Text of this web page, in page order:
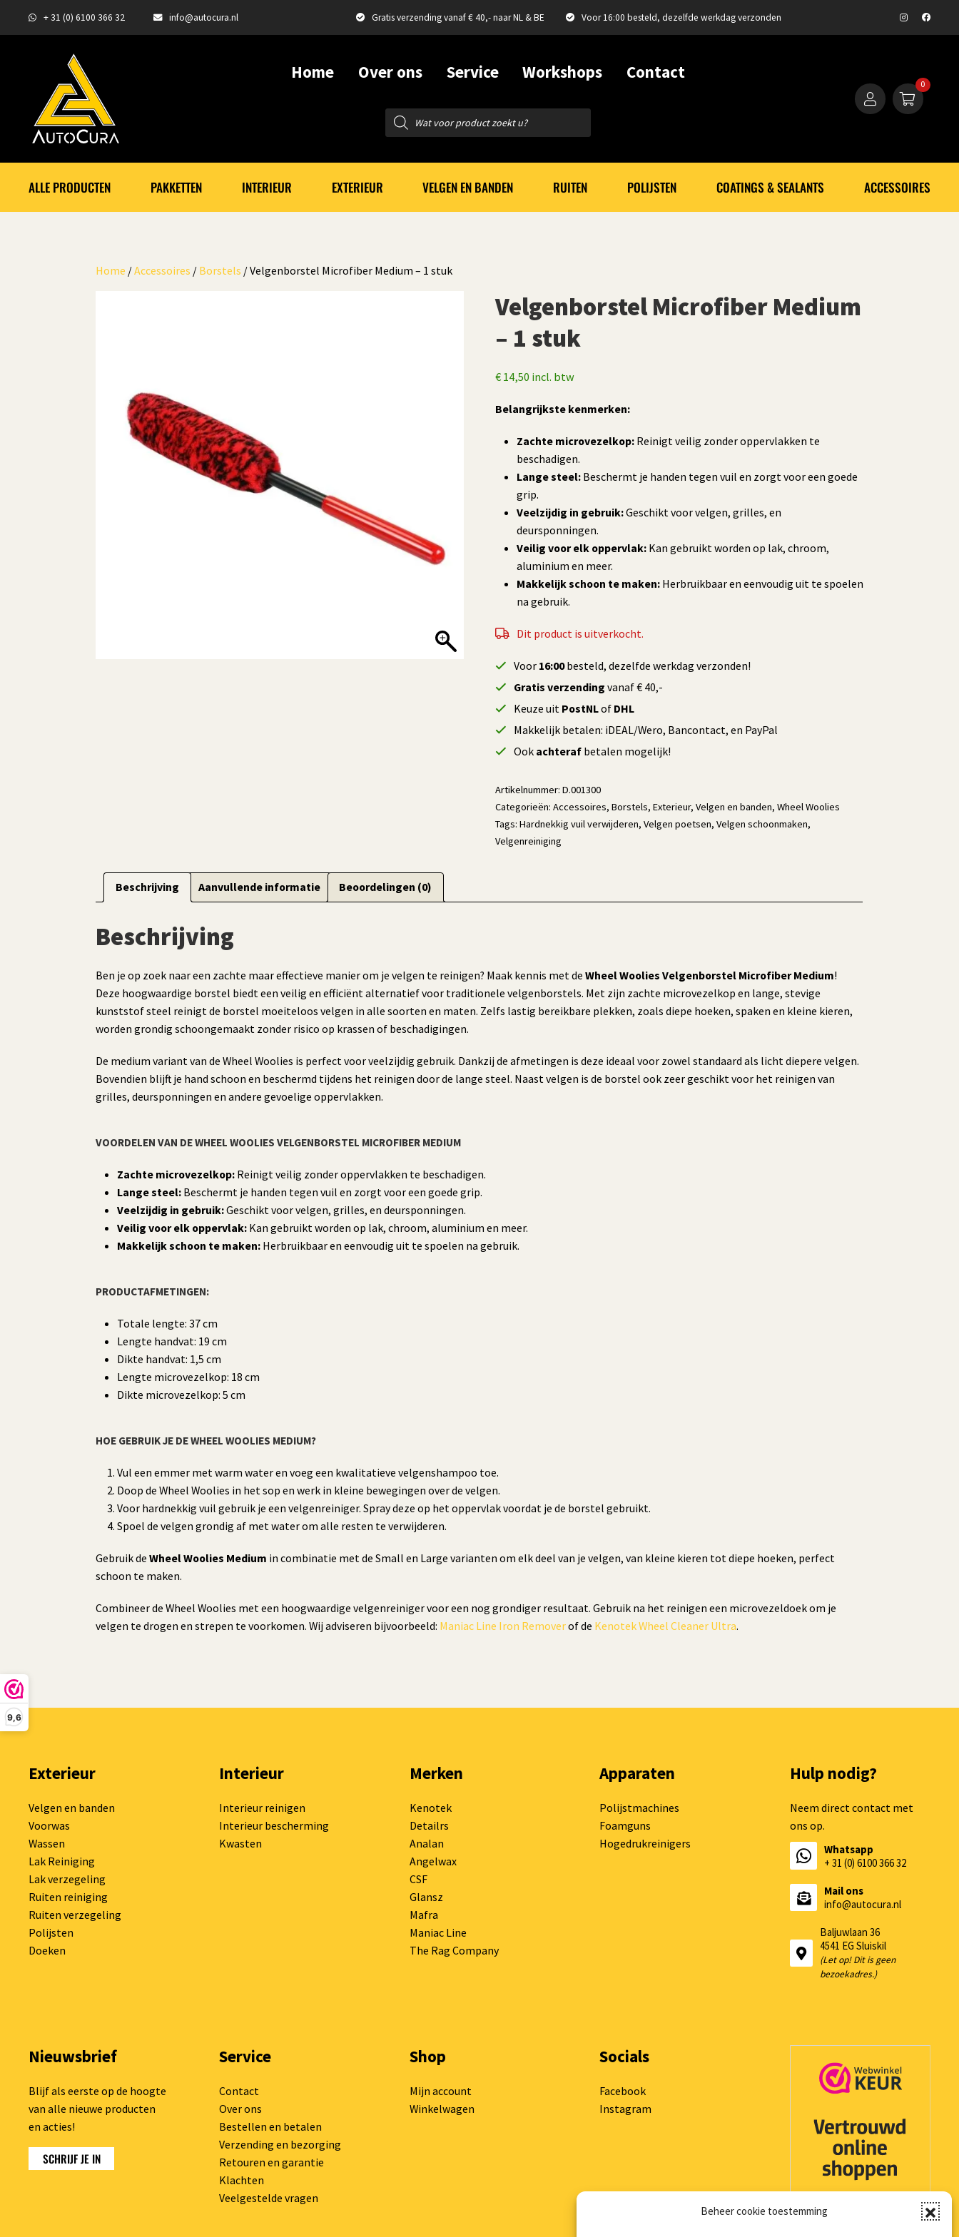
9,6
Beheer cookie toestemming
+ 31 (0) 6100 366 32 info@autocura.nl Gratis verzending vanaf € 40,- naar NL & BE Voor 16:00 besteld, dezelfde werkdag verzonden
Home Over ons Service Workshops Contact
Producten
zoeken
0
ALLE PRODUCTEN PAKKETTEN INTERIEUR EXTERIEUR VELGEN EN BANDEN RUITEN POLIJSTEN COATINGS & SEALANTS ACCESSOIRES
Home /Accessoires / Borstels / Velgenborstel Microfiber Medium – 1 stuk
Velgenborstel Microfiber Medium
– 1 stuk
€14,50 incl. btw
Belangrijkste kenmerken:
Zachte microvezelkop:Reinigt veilig zonder oppervlakken te
beschadigen.
Lange steel:Beschermt je handen tegen vuil en zorgt voor een goede
grip.
Veelzijdig in gebruik:Geschikt voor velgen, grilles, en
deursponningen.
Veilig voor elk oppervlak:Kan gebruikt worden op lak, chroom,
aluminium en meer.
Makkelijk schoon te maken:Herbruikbaar en eenvoudig uit te spoelen
na gebruik.
Dit product is uitverkocht.
Voor 16:00besteld, dezelfde werkdag verzonden!
Gratis verzending vanaf € 40,-
Keuze uit PostNLof DHL
Makkelijk betalen: iDEAL/Wero, Bancontact, en PayPal
Ook achterafbetalen mogelijk!
Artikelnummer: D.001300
Categorieën: Accessoires, Borstels, Exterieur, Velgen en banden, Wheel Woolies
Tags: Hardnekkig vuil verwijderen, Velgen poetsen, Velgen schoonmaken,
Velgenreiniging
Beschrijving Aanvullende informatie Beoordelingen (0)
Beschrijving
Ben je op zoek naar een zachte maar effectieve manier om je velgen te reinigen? Maak kennis met deWheel Woolies Velgenborstel Microfiber Medium!
Deze hoogwaardige borstel biedt een veilig en efficiënt alternatief voor traditionele velgenborstels. Met zijn zachte microvezelkop en lange, stevige
kunststof steel reinigt de borstel moeiteloos velgen in alle soorten en maten. Zelfs lastig bereikbare plekken, zoals diepe hoeken, spaken en kleine kieren,
worden grondig schoongemaakt zonder risico op krassen of beschadigingen.
De medium variant van de Wheel Woolies is perfect voor veelzijdig gebruik. Dankzij de afmetingen is deze ideaal voor zowel standaard als licht diepere velgen.
Bovendien blijft je hand schoon en beschermd tijdens het reinigen door de lange steel. Naast velgen is de borstel ook zeer geschikt voor het reinigen van
grilles, deursponningen en andere gevoelige oppervlakken.
VOORDELEN VAN DE WHEEL WOOLIES VELGENBORSTEL MICROFIBER MEDIUM
Zachte microvezelkop: Reinigt veilig zonder oppervlakken te beschadigen.
Lange steel: Beschermt je handen tegen vuil en zorgt voor een goede grip.
Veelzijdig in gebruik:Geschikt voor velgen, grilles, en deursponningen.
Veilig voor elk oppervlak: Kan gebruikt worden op lak, chroom, aluminium en meer.
Makkelijk schoon te maken: Herbruikbaar en eenvoudig uit te spoelen na gebruik.
PRODUCTAFMETINGEN:
Totale lengte: 37 cm
Lengte handvat: 19 cm
Dikte handvat: 1,5 cm
Lengte microvezelkop: 18 cm
Dikte microvezelkop: 5 cm
HOE GEBRUIK JE DE WHEEL WOOLIES MEDIUM?
Vul een emmer met warm water en voeg een kwalitatieve velgenshampoo toe.
Doop de Wheel Woolies in het sop en werk in kleine bewegingen over de velgen.
Voor hardnekkig vuil gebruik je een velgenreiniger. Spray deze op het oppervlak voordat je de borstel gebruikt.
Spoel de velgen grondig af met water om alle resten te verwijderen.
Gebruik deWheel Woolies Medium in combinatie met de Small en Large varianten om elk deel van je velgen, van kleine kieren tot diepe hoeken, perfect
schoon te maken.
Combineer de Wheel Woolies met een hoogwaardige velgenreiniger voor een nog grondiger resultaat. Gebruik na het reinigen een microvezeldoek om je
velgen te drogen en strepen te voorkomen. Wij adviseren bijvoorbeeld: Maniac Line Iron Removerof de Kenotek Wheel Cleaner Ultra.
Exterieur
Velgen en banden
Voorwas
Wassen
Lak Reiniging
Lak verzegeling
Ruiten reiniging
Ruiten verzegeling
Polijsten
Doeken
Interieur
Interieur reinigen
Interieur bescherming
Kwasten
Merken
Kenotek
Detailrs
Analan
Angelwax
CSF
Glansz
Mafra
Maniac Line
The Rag Company
Apparaten
Polijstmachines
Foamguns
Hogedrukreinigers
Hulp nodig?
Neem direct contact met
ons op.
Whatsapp
+ 31 (0) 6100 366 32
Mail ons
info@autocura.nl
Baljuwlaan 36
4541 EG Sluiskil
(Let op! Dit is geen
bezoekadres.)
Nieuwsbrief
Blijf als eerste op de hoogte
van alle nieuwe producten
en acties!
SCHRIJF JE IN
Service
Contact
Over ons
Bestellen en betalen
Verzending en bezorging
Retouren en garantie
Klachten
Veelgestelde vragen
Shop
Mijn account
Winkelwagen
Socials
Facebook
Instagram